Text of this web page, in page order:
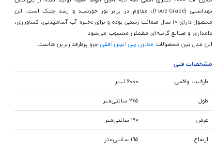
بهداشتی (Food-Grade)، مقاوم در برابر نور خورشید و رشد جلبک است. این
محصول دارای ۱۰ سال ضمانت رسمی بوده و برای ذخیره آب آشامیدنی، کشاورزی،
دامداری و صنایع گزینه‌ای مطمئن محسوب می‌شود.
این مدل بین محصولات مخازن پلی اتیلن افقی جزو پرطرفدارترین هاست.
مشخصات فنی
ظرفیت واقعی
۶۰۰۰ لیتر
طول
۲۶۵ سانتی‌متر
عرض
۱۹۰ سانتی‌متر
ارتفاع
۱۹۵ سانتی‌متر